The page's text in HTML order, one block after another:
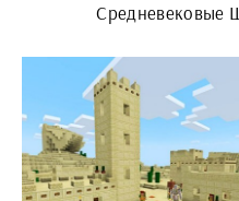
Средневековые